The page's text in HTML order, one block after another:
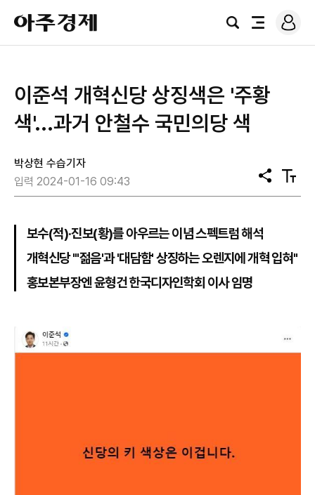
아
주
경
검
전
로
그
이준석 개혁신당 상징색은 '주황
색'...과거 안철수 국민의당 색
박상현 수습기자
입력 2024-01-16 09:43
공
유
텍
스
보수(적)·진보(황)를 아우르는 이념 스펙트럼 해석
개혁신당 "'젊음'과 '대담함' 상징하는 오렌지에 개혁 입혀"
홍보본부장엔 윤형건 한국디자인학회 이사 임명